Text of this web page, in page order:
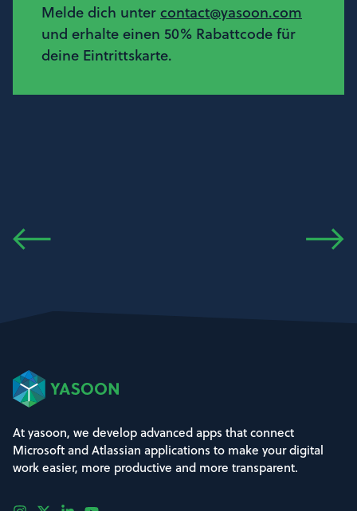
Melde dich untercontact@yasoon.com
und erhalte einen 50% Rabattcode für
deine Eintrittskarte.
At yasoon, we develop advanced apps that connect
Microsoft and Atlassian applications to make your digital
work easier, more productive and more transparent.